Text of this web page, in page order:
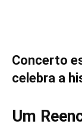
Concerto
celebra a
Um